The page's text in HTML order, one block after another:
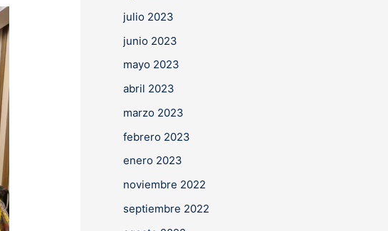
julio 2023
junio 2023
mayo 2023
abril 2023
marzo 2023
febrero 2023
enero 2023
noviembre 2022
septiembre 2022